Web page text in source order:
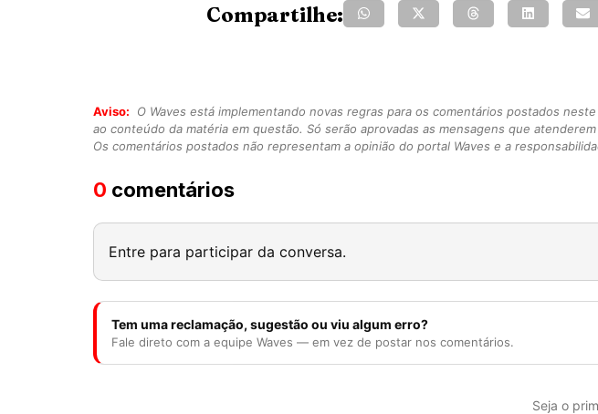
Compartilhe:
Aviso:
O Waves está implementando novas regras para os comentários postados
ao conteúdo da matéria em questão. Só serão aprovadas as mensagens que
Os comentários postados não representam a opinião do portal Waves e a
0 comentários
Entre para participar da conversa.
Tem uma reclamação, sugestão ou viu algum erro?
Fale direto com a equipe Waves — em vez de postar nos comentários.
Seja o